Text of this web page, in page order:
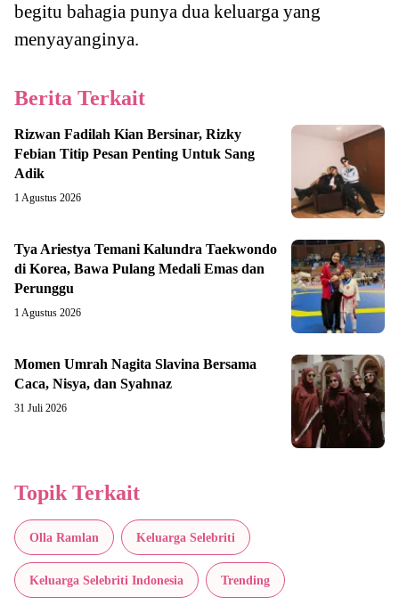
begitu bahagia punya dua keluarga yang
menyayanginya.
Berita Terkait
Rizwan Fadilah Kian Bersinar, Rizky
Febian Titip Pesan Penting Untuk Sang
Adik
1 Agustus 2026
Tya Ariestya Temani Kalundra Taekwondo
di Korea, Bawa Pulang Medali Emas dan
Perunggu
1 Agustus 2026
Momen Umrah Nagita Slavina Bersama
Caca, Nisya, dan Syahnaz
31 Juli 2026
Topik Terkait
Olla Ramlan Keluarga Selebriti
Keluarga Selebriti Indonesia Trending